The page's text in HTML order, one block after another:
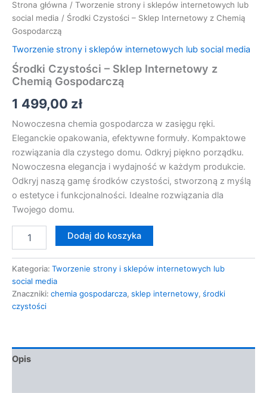
Strona główna / Tworzenie strony i sklepów internetowych lub
social media / Środki Czystości – Sklep Internetowy z Chemią
Gospodarczą
Tworzenie strony i sklepów internetowych lub social media
Środki Czystości – Sklep Internetowy z
Chemią Gospodarczą
1 499,00 zł
Nowoczesna chemia gospodarcza w zasięgu ręki.
Eleganckie opakowania, efektywne formuły. Kompaktowe
rozwiązania dla czystego domu. Odkryj piękno porządku.
Nowoczesna elegancja i wydajność w każdym produkcie.
Odkryj naszą gamę środków czystości, stworzoną z myślą
o estetyce i funkcjonalności. Idealne rozwiązania dla
Twojego domu.
Dodaj do koszyka
Kategoria: Tworzenie strony i sklepów internetowych lub
social media
Znaczniki: chemia gospodarcza, sklep internetowy, środki
czystości
Opis